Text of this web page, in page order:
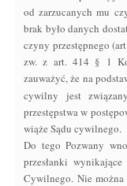
od zarzucanych mu
brak było danych
czyny przestępnego
zw. z art. 414 § 1
zauważyć, że na
cywilny jest
przestępstwa w
wiąże Sądu cywilnego.
Do tego Pozwany
przesłanki
Cywilnego. Nie